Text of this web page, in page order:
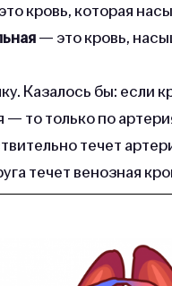
кровь, которая
— это кровь,
Казалось бы: если
— то только по
течет
течет венозная